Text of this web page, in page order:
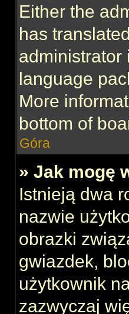
Either the
has
administrator
language
More
bottom of
Góra
» Jak mogę
Istnieją dwa
nazwie
obrazki
gwiazdek,
użytkownik
zazwyczaj